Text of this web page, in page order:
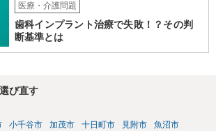
医療・介護問題
歯科インプラント治療で失敗！？その判
断基準とは
び直す
小千谷市 加茂市 十日町市 見附市
魚沼市